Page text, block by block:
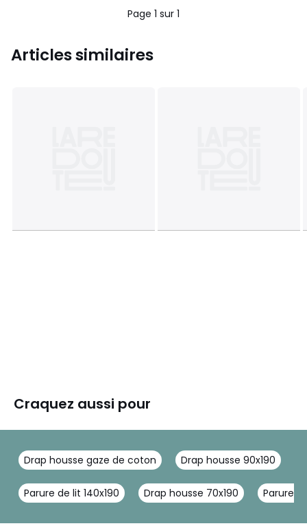
Page 1 sur 1
Articles similaires
Craquez aussi pour
Drap housse gaze de coton Drap housse 90x190
Parure de lit 140x190 Drap housse 70x190 Parure